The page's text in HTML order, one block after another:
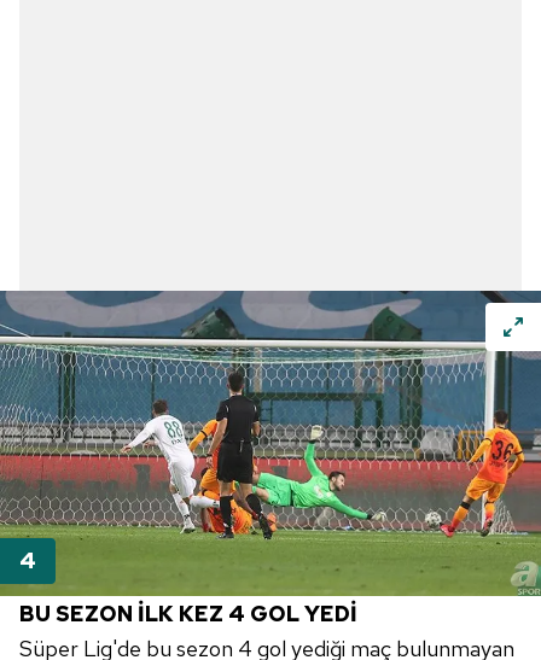
BU SEZON İLK KEZ 4 GOL YEDİ
Süper Lig'de bu sezon 4 gol yediği maç bulunmayan